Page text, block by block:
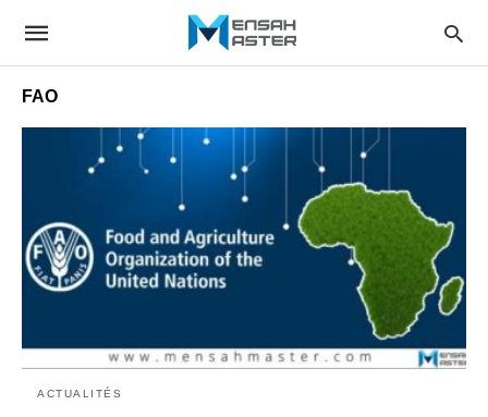
FAO
ACTUALITÉS